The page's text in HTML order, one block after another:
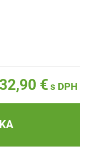
32,90 € s DPH